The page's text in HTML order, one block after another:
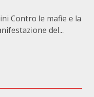
Contro le mafie e la
del...